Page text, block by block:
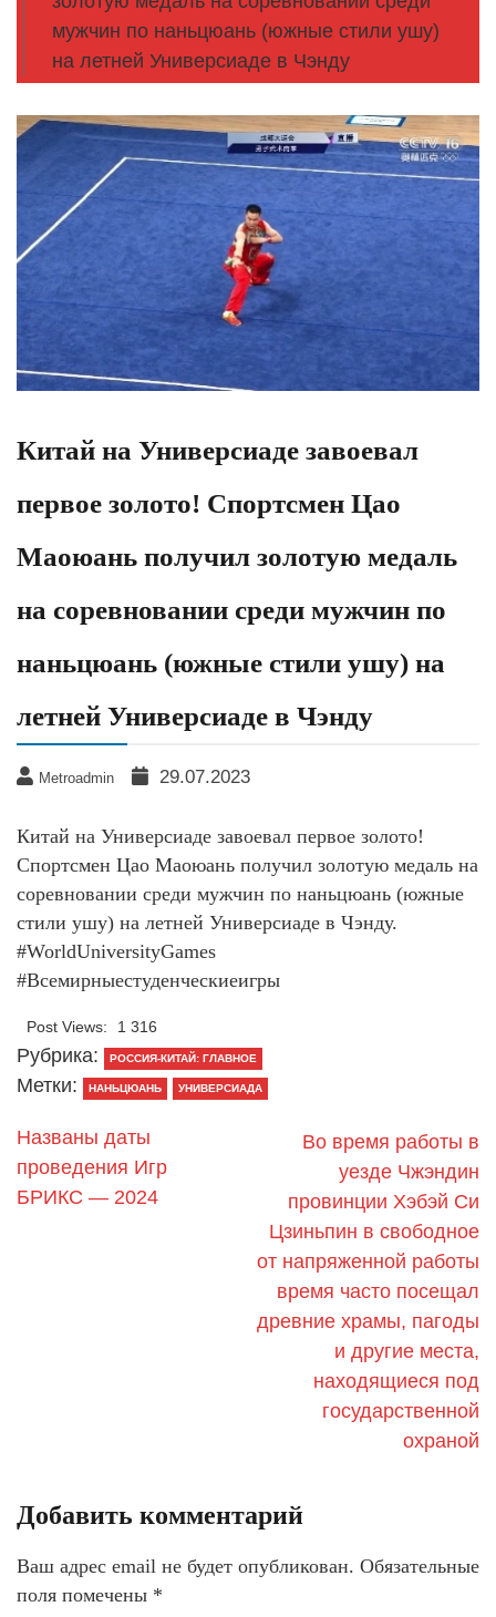
мужчин по наньцюань (южные стили ушу)
на летней Универсиаде в Чэнду
Китай на Универсиаде завоевал
первое золото! Спортсмен Цао
Маоюань получил золотую медаль
на соревновании среди мужчин по
наньцюань (южные стили ушу) на
летней Универсиаде в Чэнду
Metroadmin 29.07.2023
Китай на Универсиаде завоевал первое золото!
Спортсмен Цао Маоюань получил золотую медаль на
соревновании среди мужчин по наньцюань (южные
стили ушу) на летней Универсиаде в Чэнду.
#WorldUniversityGames
#Всемирныестуденческиеигры
Post Views: 1 316
Рубрика: РОССИЯ-КИТАЙ: ГЛАВНОЕ
Метки: НАНЬЦЮАНЬ УНИВЕРСИАДА
Названы даты
проведения Игр
БРИКС — 2024
Во время работы в
уезде Чжэндин
провинции Хэбэй Си
Цзиньпин в свободное
от напряженной работы
время часто посещал
древние храмы, пагоды
и другие места,
находящиеся под
государственной
охраной
Добавить комментарий
Ваш адрес email не будет опубликован. Обязательные
поля помечены *